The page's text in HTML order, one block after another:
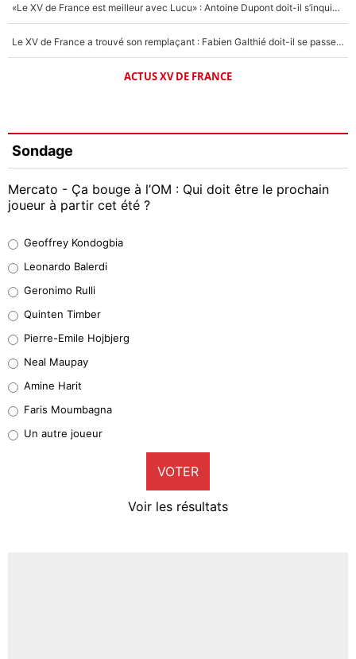
«Le XV de France est meilleur avec Lucu» : Antoine Dupont doit-il s’inquiéter pour sa place ?
Le XV de France a trouvé son remplaçant : Fabien Galthié doit-il se passer d'Antoine Dupont ?
ACTUS XV DE FRANCE
Sondage
Mercato - Ça bouge à l’OM : Qui doit être le prochain
joueur à partir cet été ?
38%
32%
5%
1%
9%
Geoffrey Kondogbia
Leonardo Balerdi
Geronimo Rulli
Quinten Timber
Pierre-Emile Hojbjerg
Neal Maupay
Amine Harit
Faris Moumbagna
Un autre joueur
VOTER
Voir les résultats